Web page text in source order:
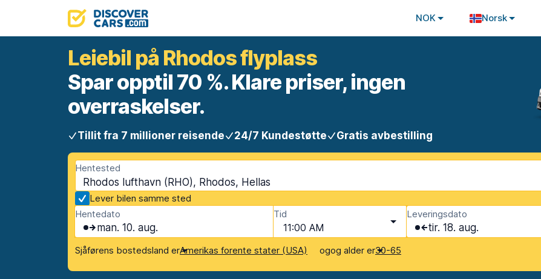
NOK Norsk
Leiebil på Rhodos flyplass
Spar opptil 70 %. Klare priser, ingen
overraskelser.
Tillit fra 7 millioner reisende 24/7 Kundestøtte Gratis avbestilling
Hentested
Rhodos lufthavn (RHO), Rhodos, Hellas
Lever bilen samme sted
Hentedato
man. 10. aug.
Tid
11:00 AM
Leveringsdato
tir. 18. aug.
Sjåførens bostedsland erAmerikas forente stater (USA) ogog alder er30-65